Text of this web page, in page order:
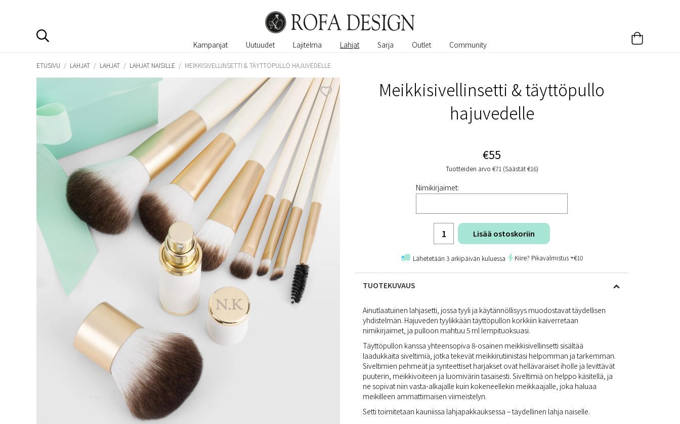
Kampanjat Uutuudet Lajitelma Lahjat Sarja Outlet Community
ETUSIVU / LAHJAT / LAHJAT / LAHJAT NAISILLE / MEIKKISIVELLINSETTI & TÄYTTÖPULLO HAJUVEDELLE
Meikkisivellinsetti & täyttöpullo
hajuvedelle
€55
Tuotteiden arvo €71 (Säästät €16)
Nimikirjaimet:
Lisää ostoskoriin
Lähetetään 3 arkipäivän kuluessa Kiire? Pikavalmistus +€10
TUOTEKUVAUS
Ainutlaatuinen lahjasetti, jossa tyyli ja käytännöllisyys muodostavat täydellisen
yhdistelmän. Hajuveden tyylikkään täyttöpullon korkkiin kaiverretaan
nimikirjaimet, ja pulloon mahtuu 5 ml lempituoksuasi.
Täyttöpullon kanssa yhteensopiva 8-osainen meikkisivellinsetti sisältää
laadukkaita siveltimiä, jotka tekevät meikkirutiinistasi helpomman ja tarkemman.
Siveltimien pehmeät ja synteettiset harjakset ovat hellävaraiset iholle ja levittävät
puuterin, meikkivoiteen ja luomivärin tasaisesti. Siveltimiä on helppo käsitellä, ja
ne sopivat niin vasta-alkajalle kuin kokeneellekin meikkaajalle, joka haluaa
meikilleen ammattimaisen viimeistelyn.
Setti toimitetaan kauniissa lahjapakkauksessa – täydellinen lahja naiselle.